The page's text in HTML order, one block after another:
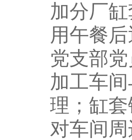
加分厂
用午餐
党支部
加工车
理；缸
对车间